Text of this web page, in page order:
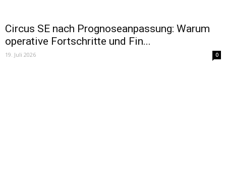
Circus SE nach Prognoseanpassung: Warum
operative Fortschritte und Fin...
19. Juli 2026 0